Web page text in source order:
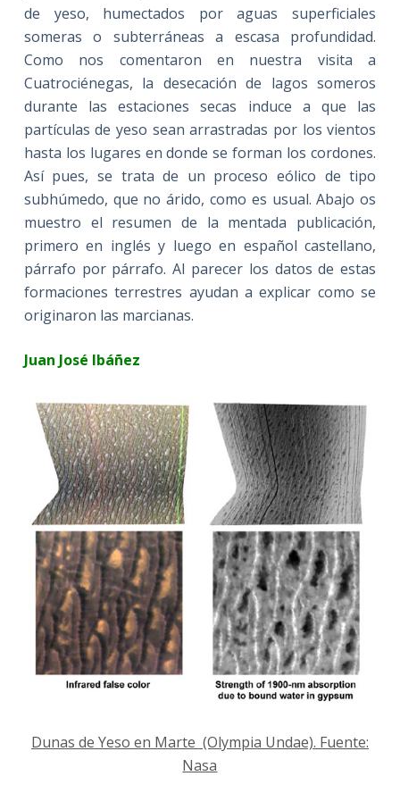
de yeso, humectados por aguas superficiales
someras o subterráneas a escasa profundidad.
Como nos comentaron en nuestra visita a
Cuatrociénegas, la desecación de lagos someros
durante las estaciones secas induce a que las
partículas de yeso sean arrastradas por los vientos
hasta los lugares en donde se forman los cordones.
Así pues, se trata de un proceso eólico de tipo
subhúmedo, que no árido, como es usual. Abajo os
muestro el resumen de la mentada publicación,
primero en inglés y luego en español castellano,
párrafo por párrafo. Al parecer los datos de estas
formaciones terrestres ayudan a explicar como se
originaron las marcianas.
Juan José Ibáñez
Dunas de Yeso en Marte (Olympia Undae). Fuente:
Nasa